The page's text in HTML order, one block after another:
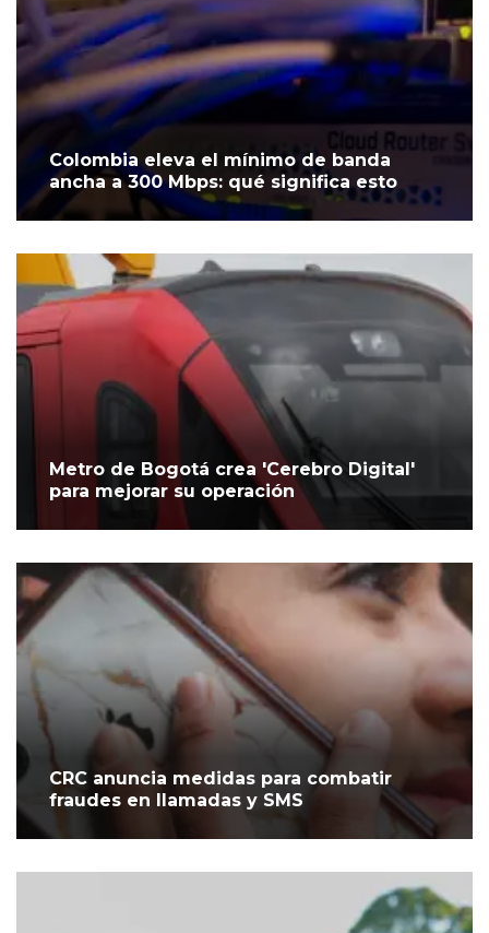
Colombia eleva el mínimo de banda
ancha a 300 Mbps: qué significa esto
Metro de Bogotá crea 'Cerebro Digital'
para mejorar su operación
CRC anuncia medidas para combatir
fraudes en llamadas y SMS